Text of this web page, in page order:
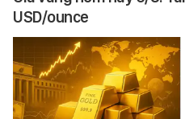
USD/ounce